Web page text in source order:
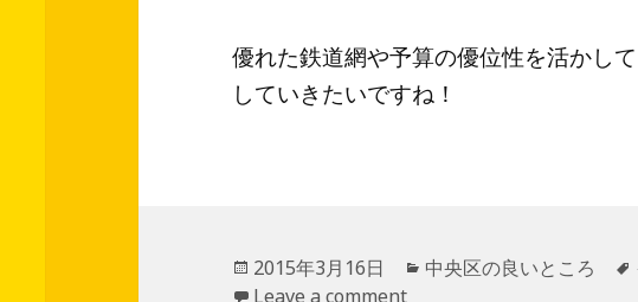
優れた鉄道網や予算の優位性を活かし
していきたいですね！
投
稿
2015年3月16日
カ
中央区の良いところ
Leave a comment